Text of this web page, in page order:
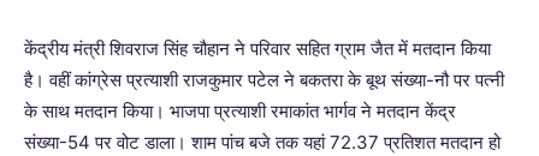
केंद्रीय मंत्री शिवराज सिंह चौहान ने परिवार सहित ग्राम जैत में मतदान किया
है। वहीं कांग्रेस प्रत्याशी राजकुमार पटेल ने बकतरा के बूथ संख्या-नौ पर पत्नी
के साथ मतदान किया। भाजपा प्रत्याशी रमाकांत भार्गव ने मतदान केंद्र
संख्या-54 पर वोट डाला। शाम पांच बजे तक यहां 72.37 प्रतिशत मतदान हो